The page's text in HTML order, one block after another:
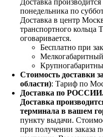
понедельника по
Доставка в центр
транспортного кольца
оговаривается.
Бесплатно при
Стоимость доставки
области): Тариф по
Доставка по
Доставка
терминала в вашем
пункту выдачи.
при получении заказа